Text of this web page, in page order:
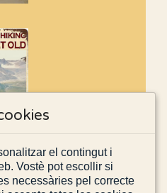
el contingut i
Vostè pot escollir si
necessàries pel correcte